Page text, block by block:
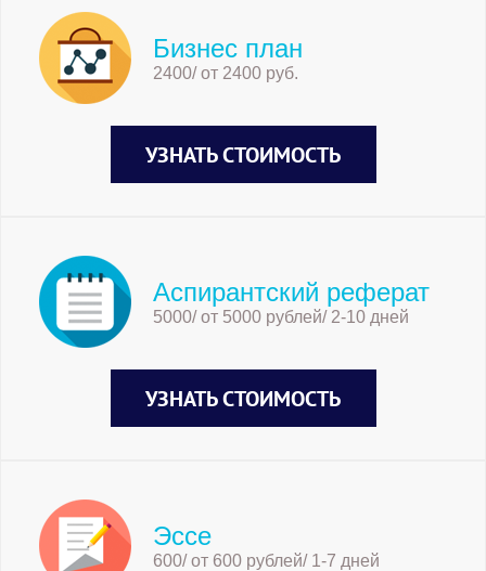
Бизнес план
2400/ от 2400 руб.
УЗНАТЬ СТОИМОСТЬ
Аспирантский реферат
5000/ от 5000 рублей/ 2-10 дней
УЗНАТЬ СТОИМОСТЬ
Эссе
600/ от 600 рублей/ 1-7 дней